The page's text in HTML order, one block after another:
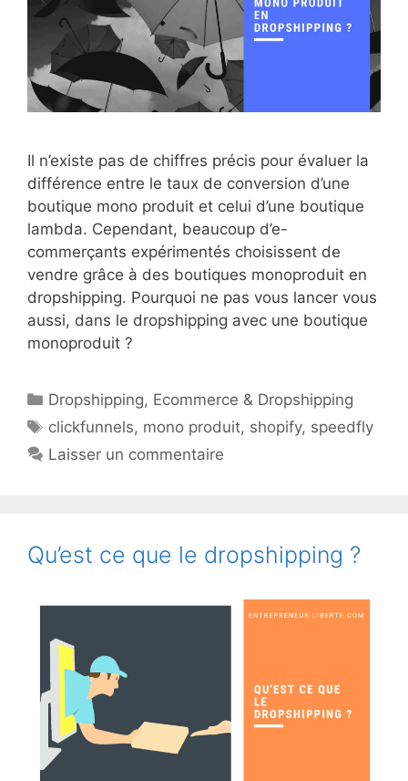
Il n’existe pas de chiffres précis pour évaluer la
différence entre le taux de conversion d’une
boutique mono produit et celui d’une boutique
lambda. Cependant, beaucoup d’e-
commerçants expérimentés choisissent de
vendre grâce à des boutiques monoproduit en
dropshipping. Pourquoi ne pas vous lancer vous
aussi, dans le dropshipping avec une boutique
monoproduit ?
Catégories
Dropshipping, Ecommerce & Dropshipping
Étiquettes
clickfunnels, mono produit, shopify, speedfly
Laisser un commentaire
Qu’est ce que le dropshipping ?